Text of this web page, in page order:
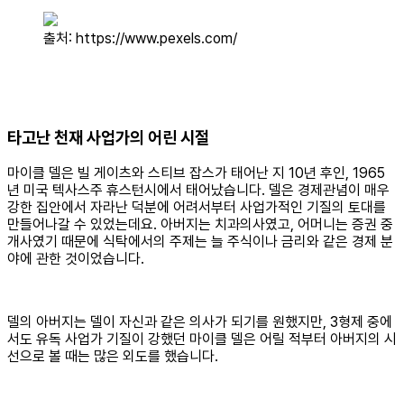
출처: https://www.pexels.com/
타고난 천재 사업가의 어린 시절
마이클 델은 빌 게이츠와 스티브 잡스가 태어난 지 10년 후인, 1965
년 미국 텍사스주 휴스턴시에서 태어났습니다. 델은 경제관념이 매우
강한 집안에서 자라난 덕분에 어려서부터 사업가적인 기질의 토대를
만들어나갈 수 있었는데요. 아버지는 치과의사였고, 어머니는 증권 중
개사였기 때문에 식탁에서의 주제는 늘 주식이나 금리와 같은 경제 분
야에 관한 것이었습니다.
델의 아버지는 델이 자신과 같은 의사가 되기를 원했지만, 3형제 중에
서도 유독 사업가 기질이 강했던 마이클 델은 어릴 적부터 아버지의 시
선으로 볼 때는 많은 외도를 했습니다.